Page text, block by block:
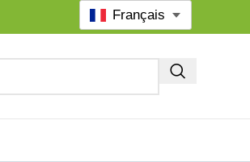
Français